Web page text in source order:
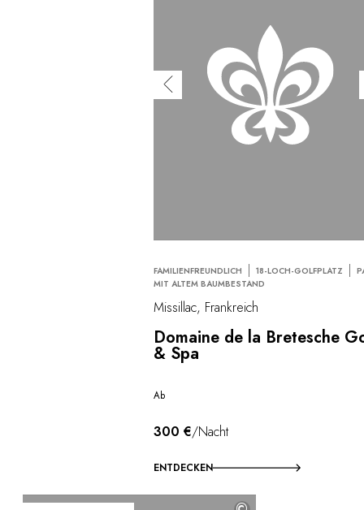
FAMILIENFREUNDLICH 18-LOCH-GOLFPLATZ
MIT ALTEM BAUMBESTAND
Missillac, Frankreich
Domaine de la Bretesche
& Spa
Ab
300 €/Nacht
ENTDECKEN